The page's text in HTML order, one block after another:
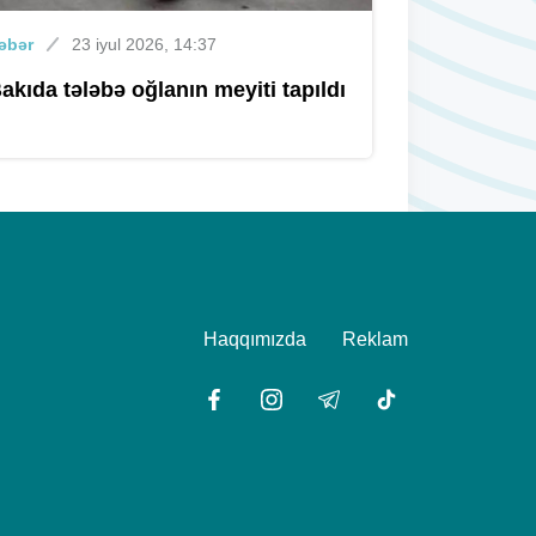
mərhələsi başlayır
Dünən, 09:40
23 iyul 2026, 14:37
tələbə oğlanın meyiti tapıldı
Haqqımızda Reklam